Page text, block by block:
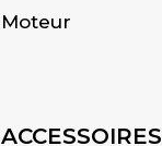
Moteur
ACCESSOIRES